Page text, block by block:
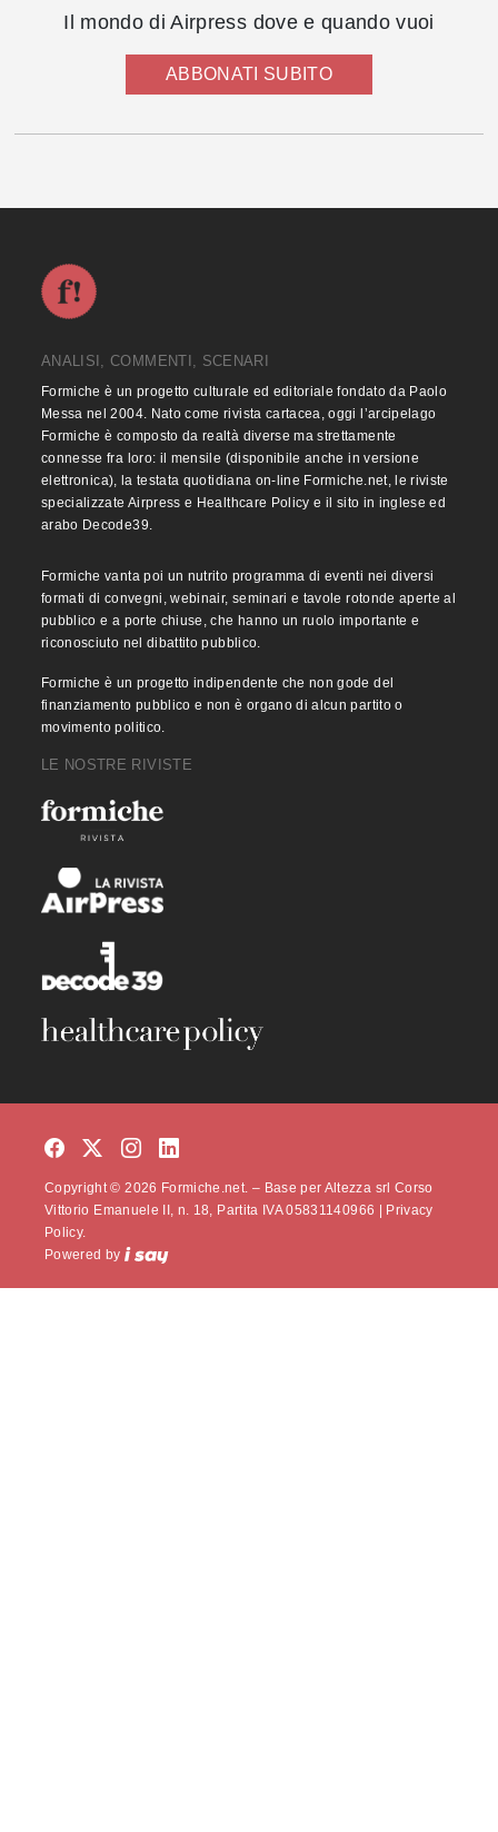
Il mondo di Airpress dove e quando vuoi
ABBONATI SUBITO
ANALISI, COMMENTI, SCENARI
Formiche è un progetto culturale ed editoriale fondato da Paolo
Messa nel 2004. Nato come rivista cartacea, oggi l’arcipelago
Formiche è composto da realtà diverse ma strettamente
connesse fra loro: il mensile (disponibile anche in versione
elettronica), la testata quotidiana on-line Formiche.net, le riviste
specializzate Airpress e Healthcare Policy e il sito in inglese ed
arabo Decode39.
Formiche vanta poi un nutrito programma di eventi nei diversi
formati di convegni, webinair, seminari e tavole rotonde aperte al
pubblico e a porte chiuse, che hanno un ruolo importante e
riconosciuto nel dibattito pubblico.
Formiche è un progetto indipendente che non gode del
finanziamento pubblico e non è organo di alcun partito o
movimento politico.
LE NOSTRE RIVISTE
Copyright © 2026 Formiche.net. – Base per Altezza srl Corso
Vittorio Emanuele II, n. 18, Partita IVA 05831140966 | Privacy
Policy.
Powered by